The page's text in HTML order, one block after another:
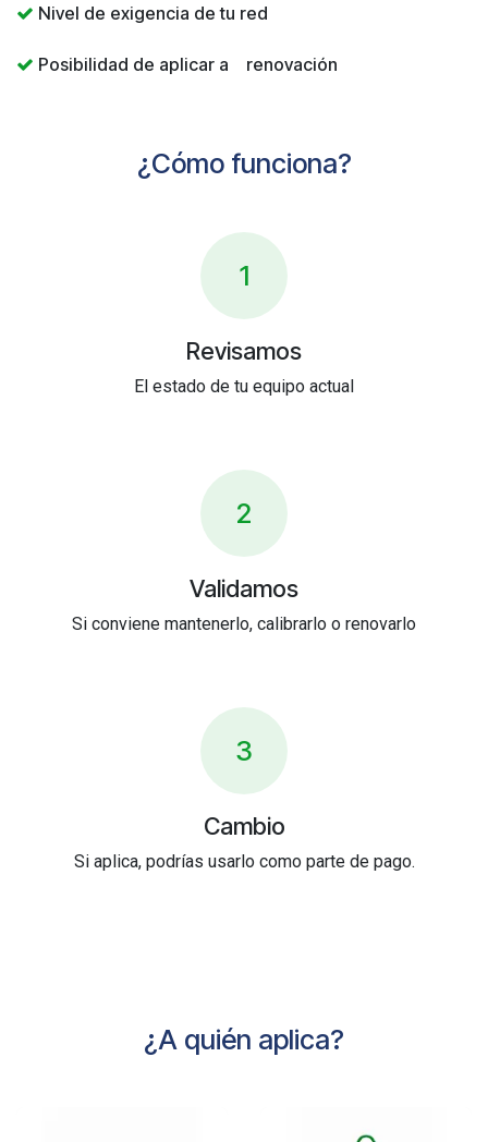
Nivel de exigencia de tu red
Posibilidad de aplicar a renovación
¿Cómo funciona?
1
Revisamos
El estado de tu equipo actual
2
Validamos
Si conviene mantenerlo, calibrarlo o renovarlo
3
Cambio
Si aplica, podrías usarlo como parte de pago.
¿A quién aplica?